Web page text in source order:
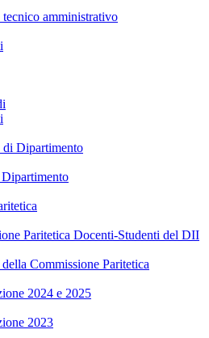
tecnico amministrativo
Dipartimento
Paritetica Docenti-Studenti del DII
Commissione Paritetica
2024 e 2025
2023